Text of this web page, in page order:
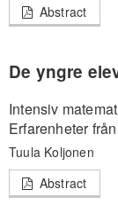
Abstract
De yngre
Intensiv
Erfarenheter
Tuula Koljonen
Abstract